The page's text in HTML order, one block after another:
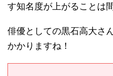
す知名度が上がることは
俳優としての黒石高大さ
かかりますね！